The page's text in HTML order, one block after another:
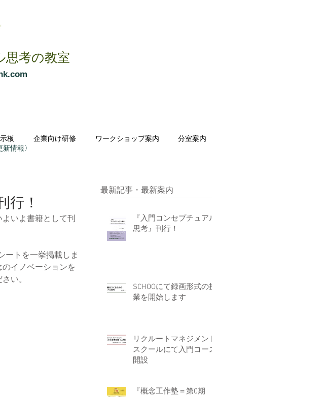
思考の教室
板 企業向け研修 ワークショップ案内 分室案内
新情報〉
行！
いよ書籍として刊
ートを一挙掲載しま
イノベーションを
い。
最新記事・最新案内
『入門コンセプチュアル
思考』刊行！
SCHOOにて録画形式の授
業を開始します
リクルートマネジメント
スクールにて入門コース
開設
『概念工作塾＝第0期